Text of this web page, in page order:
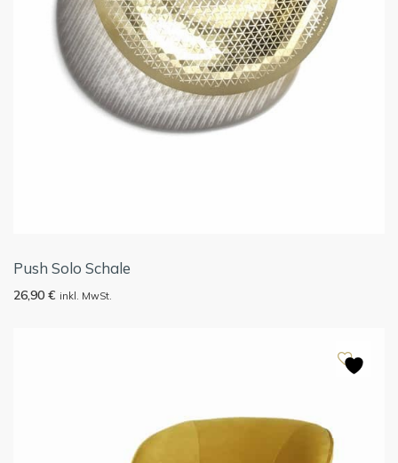
Push Solo Schale
26,90 € inkl. MwSt.